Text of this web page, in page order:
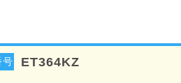
号 ET364KZ